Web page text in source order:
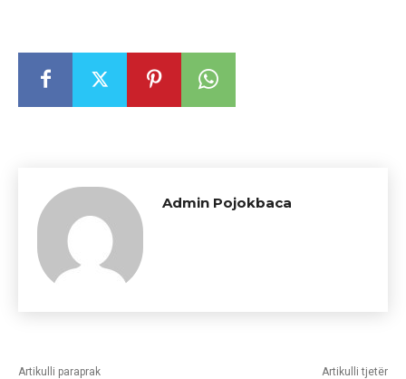
Admin Pojokbaca
Artikulli paraprak Artikulli tjetër